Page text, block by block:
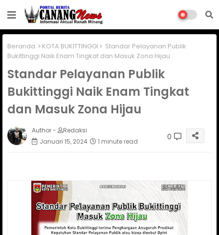
Beranda KOTA BUKITTINGGI
Standar Pelayanan Publik
Bukittinggi Naik Enam Tingkat dan Masuk Zona Hijau
Standar Pelayanan Publik
Bukittinggi Naik Enam Tingkat
dan Masuk Zona Hijau
Author -
Redaksi
Januari 15, 2024
1 minute read 0